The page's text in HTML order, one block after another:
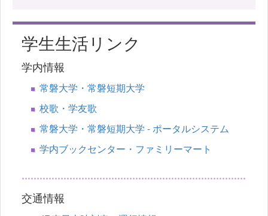
学生生活リンク
学内情報
常磐大学・常磐短期大学
校歌・学友歌
常磐大学・常磐短期大学 - ポータルシステム
学内ブックセンター・ファミリーマート
交通情報